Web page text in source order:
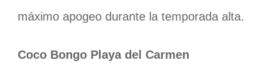
máximo apogeo durante la temporada alta.
Coco Bongo Playa del Carmen